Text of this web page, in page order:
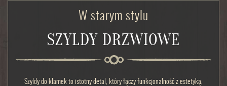
W starym stylu
SZYLDY DRZWIOWE
Szyldy do klamek to istotny detal, który łączy funkcjonalność z estetyką,